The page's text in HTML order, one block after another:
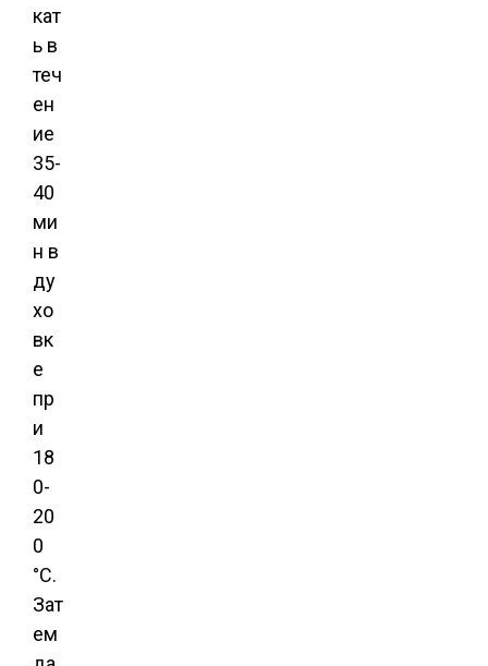
кат
ь в
теч
ен
ие
35-
40
ми
н в
ду
хо
вк
е
пр
и
18
0-
20
0
°С.
Зат
ем